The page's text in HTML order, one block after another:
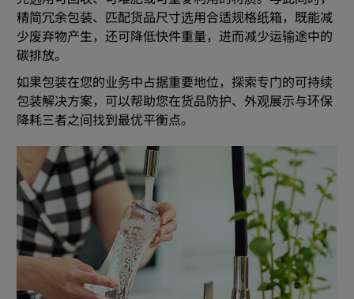
精简冗余包装、匹配货品尺寸选用合适规格纸箱，既能减
少废弃物产生，还可降低快件重量，进而减少运输途中的
碳排放。
如果包装在您的业务中占据重要地位，探索专门的可持续
包装解决方案，可以帮助您在货品防护、外观展示与环保
降耗三者之间找到最优平衡点。